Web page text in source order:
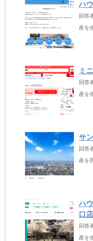
ハ
回答
産を
ミ
回答
産を
サ
回答
産を
ハ
口店
回答
産を